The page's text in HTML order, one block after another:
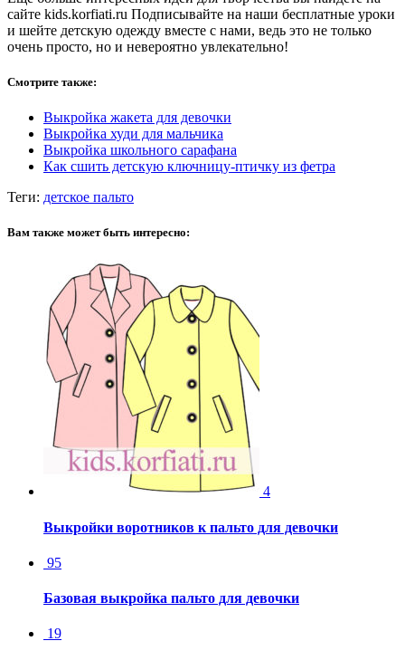
сайте kids.korfiati.ru Подписывайте на наши бесплатные уроки
и шейте детскую одежду вместе с нами, ведь это не только
очень просто, но и невероятно увлекательно!
Смотрите также:
Выкройка жакета для девочки
Выкройка худи для мальчика
Выкройка школьного сарафана
Как сшить детскую ключницу-птичку из фетра
Теги: детское пальто
Вам также может быть интересно:
4
Выкройки воротников к пальто для девочки
95
Базовая выкройка пальто для девочки
19